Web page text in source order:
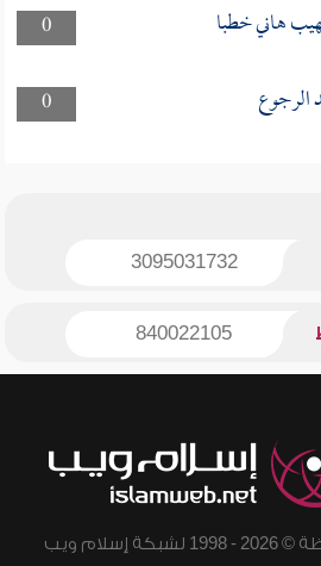
0
هاني خطبا
0
الرجوع
3095031732
840022105
ويب